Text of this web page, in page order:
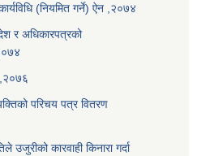
(नियमित गर्ने) ऐन ,२०७४
र अधिकारपत्रको
,२०७६
परिचय पत्र वितरण
उजुरीको कारवाही किनारा गर्दा